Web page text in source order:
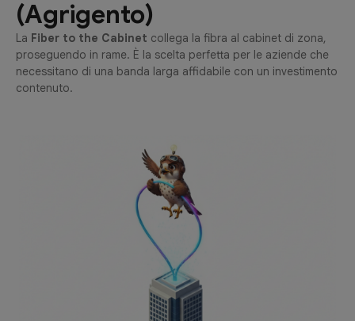
(Agrigento)
La Fiber to the Cabinet collega la fibra al cabinet di zona,
proseguendo in rame. È la scelta perfetta per le aziende che
necessitano di una banda larga affidabile con un investimento
contenuto.